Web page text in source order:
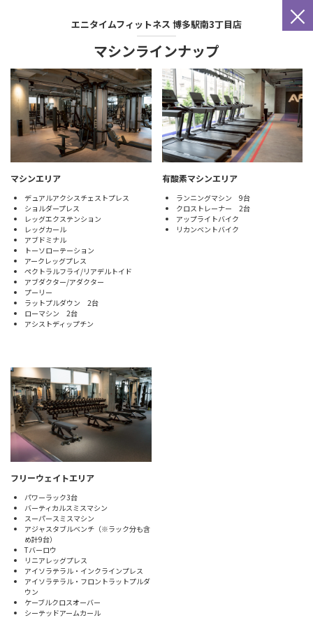
×
エニタイムフィットネス 博多駅南3丁目店
マシンラインナップ
マシンエリア
デュアルアクシスチェストプレス
ショルダープレス
レッグエクステンション
レッグカール
アブドミナル
トーソローテーション
アークレッグプレス
ペクトラルフライ/リアデルトイド
アブダクター/アダクター
プーリー
ラットプルダウン 2台
ローマシン 2台
アシストディップチン
有酸素マシンエリア
ランニングマシン 9台
クロストレーナー 2台
アップライトバイク
リカンベントバイク
フリーウェイトエリア
パワーラック3台
バーティカルスミスマシン
スーパースミスマシン
アジャスタブルベンチ（※ラック分も含
め計9台）
Tバーロウ
リニアレッグプレス
アイソラテラル・インクラインプレス
アイソラテラル・フロントラットプルダ
ウン
ケーブルクロスオーバー
シーテッドアームカール